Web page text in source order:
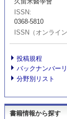
ISSN
0368-5810
ISSN（オンライン
投稿規程
バックナンバー
分野別リスト
書籍情報から探す